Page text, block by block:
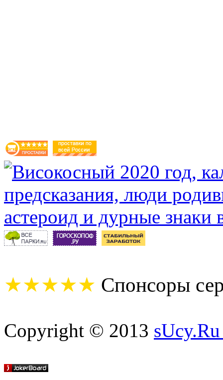
★★★★★ Спонсоры
Copyright © 2013